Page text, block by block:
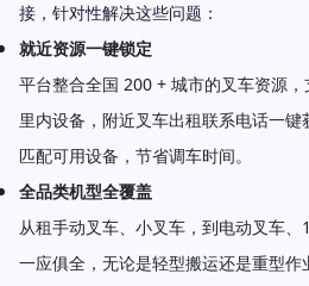
接，针对性解决这些问题：
就近资源一键锁定
平台整合全国 200 + 城市的叉车资源
里内设备，附近叉车出租联系电话一
匹配可用设备，节省调车时间。
全品类机型全覆盖
从租手动叉车、小叉车，到电动叉车
一应俱全，无论是轻型搬运还是重型